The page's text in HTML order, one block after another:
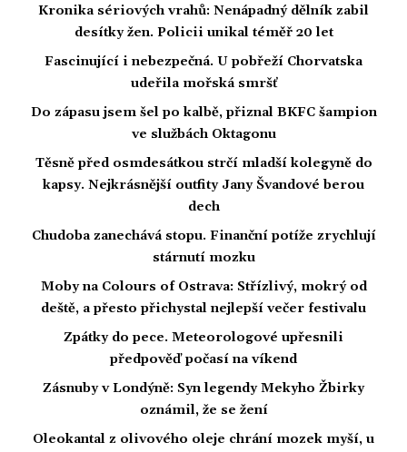
Kronika sériových vrahů: Nenápadný dělník zabil
desítky žen. Policii unikal téměř 20 let
Fascinující i nebezpečná. U pobřeží Chorvatska
udeřila mořská smršť
Do zápasu jsem šel po kalbě, přiznal BKFC šampion
ve službách Oktagonu
Těsně před osmdesátkou strčí mladší kolegyně do
kapsy. Nejkrásnější outfity Jany Švandové berou
dech
Chudoba zanechává stopu. Finanční potíže zrychlují
stárnutí mozku
Moby na Colours of Ostrava: Střízlivý, mokrý od
deště, a přesto přichystal nejlepší večer festivalu
Zpátky do pece. Meteorologové upřesnili
předpověď počasí na víkend
Zásnuby v Londýně: Syn legendy Mekyho Žbirky
oznámil, že se žení
Oleokantal z olivového oleje chrání mozek myší, u